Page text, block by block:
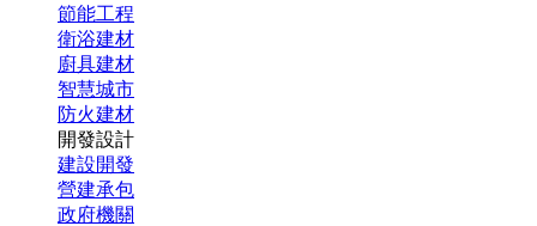
節能工程
衛浴建材
廚具建材
智慧城市
防火建材
開發設計
建設開發
營建承包
政府機關